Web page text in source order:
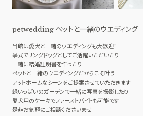
petwedding ペットと一緒のウエディング
当館は愛犬と一緒のウエディングも大歓迎！
挙式でリングドッグとしてご活躍いただいたり
一緒に結婚証明書を作ったり…
ペットと一緒のウエディングだからこそ叶う
アットホームなシーンをご提案させていただきます
緑いっぱいのガーデンで一緒に写真を撮影したり
愛犬用のケーキでファーストバイトも可能です
是非お気軽にご相談くださいませ